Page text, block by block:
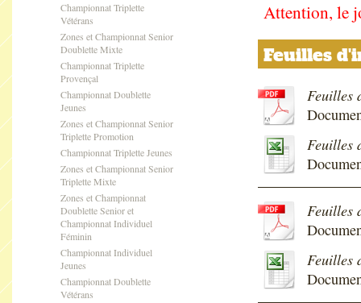
Championnat Triplette
Vétérans
Zones et Championnat Senior
Doublette Mixte
Championnat Triplette
Provençal
Championnat Doublette
Jeunes
Zones et Championnat Senior
Triplette Promotion
Championnat Triplette Jeunes
Zones et Championnat Senior
Triplette Mixte
Zones et Championnat
Doublette Senior et
Championnat Individuel
Féminin
Championnat Individuel
Jeunes
Championnat Doublette
Vétérans
Attention, le
Feuilles
Feuilles
Feuilles
Feuilles
Feuilles